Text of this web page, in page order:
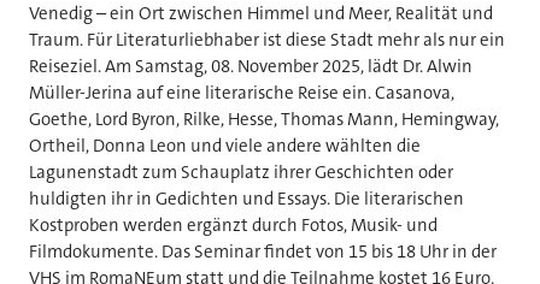
Venedig – ein Ort zwischen Himmel und Meer, Realität und
Traum. Für Literaturliebhaber ist diese Stadt mehr als nur ein
Reiseziel. Am Samstag, 08. November 2025, lädt Dr. Alwin
Müller-Jerina auf eine literarische Reise ein. Casanova,
Goethe, Lord Byron, Rilke, Hesse, Thomas Mann, Hemingway,
Ortheil, Donna Leon und viele andere wählten die
Lagunenstadt zum Schauplatz ihrer Geschichten oder
huldigten ihr in Gedichten und Essays. Die literarischen
Kostproben werden ergänzt durch Fotos, Musik- und
Filmdokumente. Das Seminar findet von 15 bis 18 Uhr in der
VHS im RomaNEum statt und die Teilnahme kostet 16 Euro.